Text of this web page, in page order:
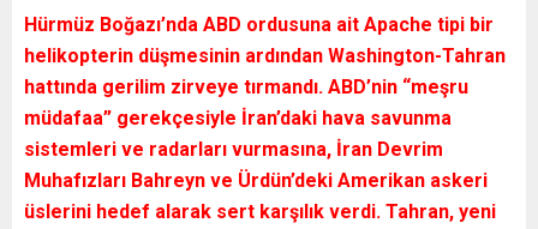
Hürmüz Boğazı’nda ABD ordusuna ait Apache tipi bir
helikopterin düşmesinin ardından Washington-Tahran
hattında gerilim zirveye tırmandı. ABD’nin “meşru
müdafaa” gerekçesiyle İran’daki hava savunma
sistemleri ve radarları vurmasına, İran Devrim
Muhafızları Bahreyn ve Ürdün’deki Amerikan askeri
üslerini hedef alarak sert karşılık verdi. Tahran, yeni